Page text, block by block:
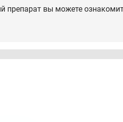
вы можете